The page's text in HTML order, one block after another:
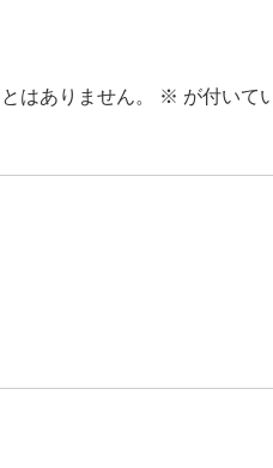
はありません。 ※ が付いて